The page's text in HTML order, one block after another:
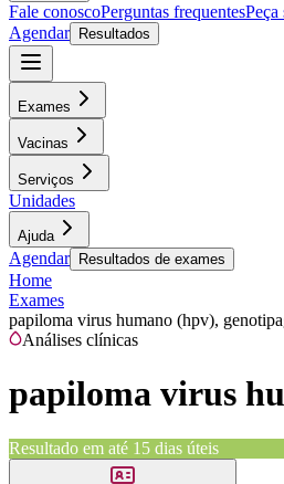
Fale conoscoPerguntas frequentesPeça
Agendar
Resultados
Exames
Vacinas
Serviços
Unidades
Ajuda
Agendar Resultados de exames
Home
Exames
papiloma virus humano (hpv),
Análises clínicas
papiloma virus
Resultado em até 15 dias úteis